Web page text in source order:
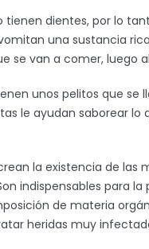
tienen dientes, por lo
una sustancia
se van a comer, luego
unos pelitos que se
le ayudan saborear lo
la existencia de las
indispensables para la
de materia
heridas muy